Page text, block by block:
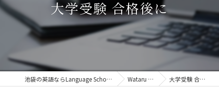
大学受験 合格後に
池袋の英語ならLanguage School ～航～ Wataru Blog 大学受験 合格後に